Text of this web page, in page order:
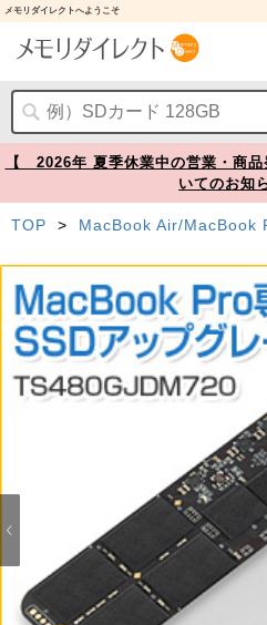
メモリダイレクトへようこそ
TS480GJDM720 レビュー / SSD 480GB JetDrive 720 MacBook
【 2026年 夏季休業中の営業・商
いてのお知
TOP > MacBook Air/MacBook